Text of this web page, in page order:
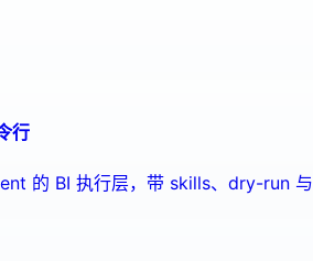
行
的 BI 执行层，带 skills、dry-run